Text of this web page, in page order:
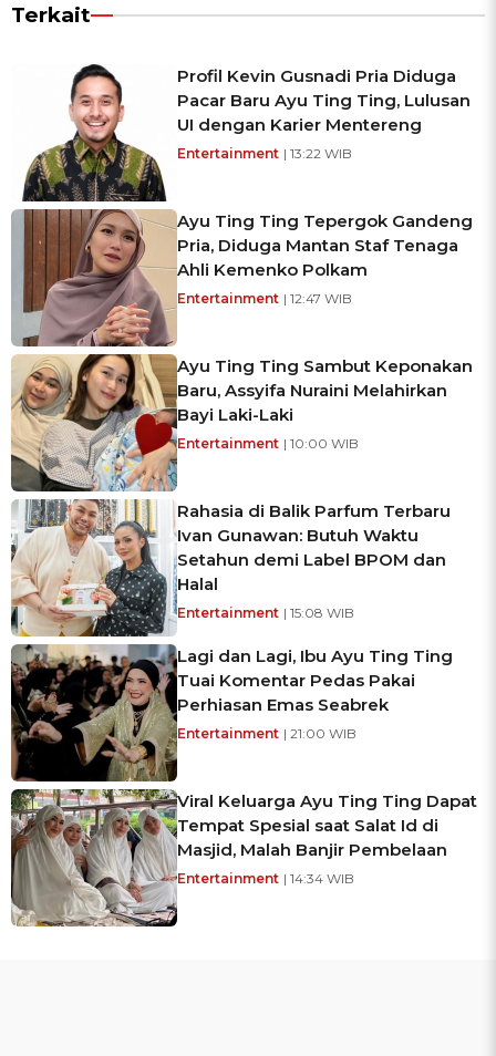
Terkait
Profil Kevin Gusnadi Pria Diduga
Pacar Baru Ayu Ting Ting, Lulusan
UI dengan Karier Mentereng
Entertainment | 13:22 WIB
Ayu Ting Ting Tepergok Gandeng
Pria, Diduga Mantan Staf Tenaga
Ahli Kemenko Polkam
Entertainment | 12:47 WIB
Ayu Ting Ting Sambut Keponakan
Baru, Assyifa Nuraini Melahirkan
Bayi Laki-Laki
Entertainment | 10:00 WIB
Rahasia di Balik Parfum Terbaru
Ivan Gunawan: Butuh Waktu
Setahun demi Label BPOM dan
Halal
Entertainment | 15:08 WIB
Lagi dan Lagi, Ibu Ayu Ting Ting
Tuai Komentar Pedas Pakai
Perhiasan Emas Seabrek
Entertainment | 21:00 WIB
Viral Keluarga Ayu Ting Ting Dapat
Tempat Spesial saat Salat Id di
Masjid, Malah Banjir Pembelaan
Entertainment | 14:34 WIB